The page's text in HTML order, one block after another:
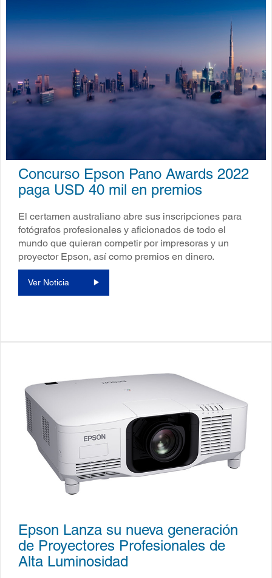
Concurso Epson Pano Awards 2022
paga USD 40 mil en premios
El certamen australiano abre sus inscripciones para
fotógrafos profesionales y aficionados de todo el
mundo que quieran competir por impresoras y un
proyector Epson, así como premios en dinero.
Ver Noticia
Epson Lanza su nueva generación
de Proyectores Profesionales de
Alta Luminosidad